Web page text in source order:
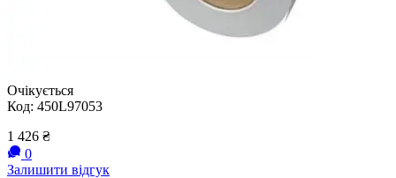
Очікується
Код: 450L97053
1 426 ₴
0
Залишити відгук